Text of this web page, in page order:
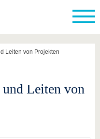
Leiten von Projekten
Leiten von